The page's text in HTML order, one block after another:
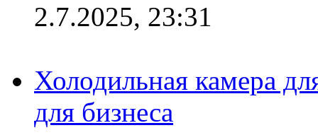
2.7.2025, 23:31
Холодильная камера
для бизнеса